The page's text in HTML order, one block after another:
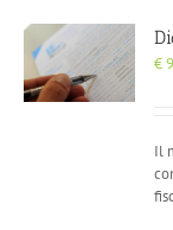
€
Il